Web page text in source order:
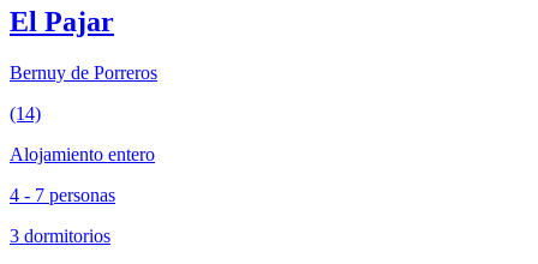
El Pajar
Bernuy de Porreros
(14)
Alojamiento entero
4 - 7 personas
3 dormitorios